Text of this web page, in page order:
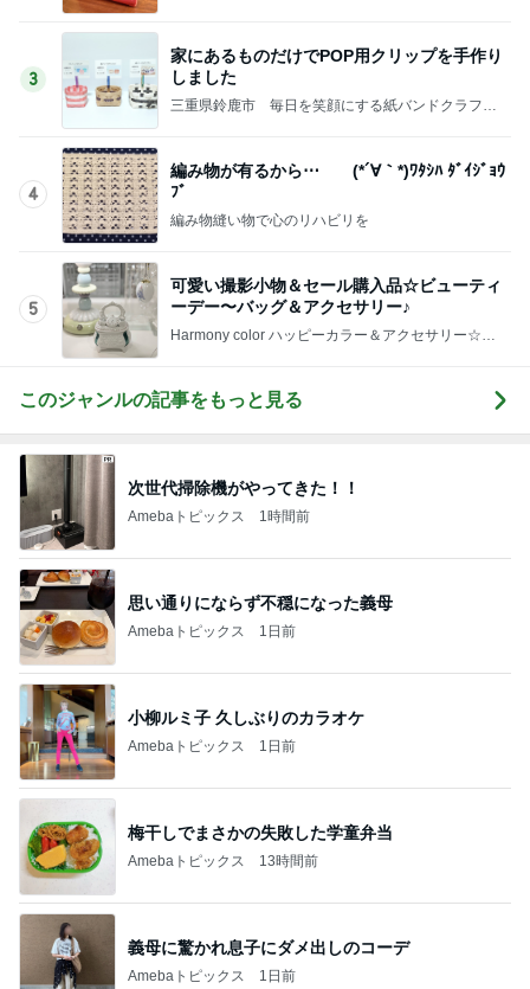
3
家にあるものだけでPOP用クリップを手作り
しました
三重県鈴鹿市 毎日を笑顔にする紙バンドクラフト
4
編み物が有るから⋯ (*´∀｀*)ﾜﾀｼﾊ ﾀﾞｲｼﾞｮｳ
ﾌﾞ
編み物縫い物で心のリハビリを
5
可愛い撮影小物＆セール購入品☆ビューティ
ーデー〜バッグ＆アクセサリー♪
Harmony color ハッピーカラー＆アクセサリー☆毎
このジャンルの記事をもっと見る
次世代掃除機がやってきた！！
Amebaトピックス 1時間前
思い通りにならず不穏になった義母
Amebaトピックス 1日前
小柳ルミ子 久しぶりのカラオケ
Amebaトピックス 1日前
梅干しでまさかの失敗した学童弁当
Amebaトピックス 13時間前
義母に驚かれ息子にダメ出しのコーデ
Amebaトピックス 1日前